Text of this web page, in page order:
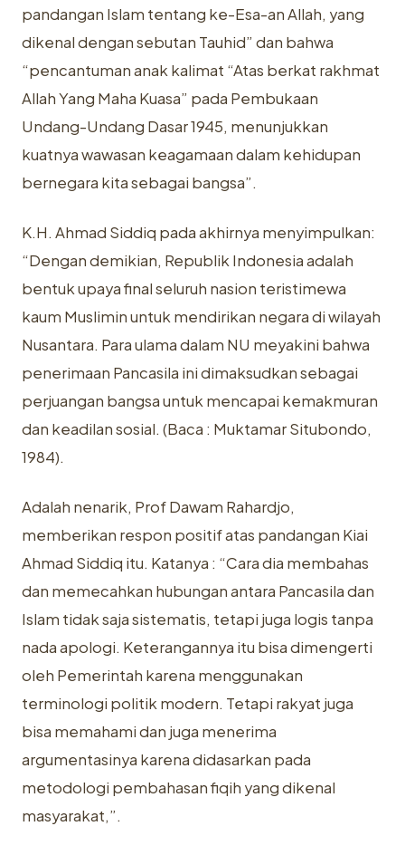
pandangan Islam tentang ke-Esa-an Allah, yang
dikenal dengan sebutan Tauhid” dan bahwa
“pencantuman anak kalimat “Atas berkat rakhmat
Allah Yang Maha Kuasa” pada Pembukaan
Undang-Undang Dasar 1945, menunjukkan
kuatnya wawasan keagamaan dalam kehidupan
bernegara kita sebagai bangsa”.
K.H. Ahmad Siddiq pada akhirnya menyimpulkan:
“Dengan demikian, Republik Indonesia adalah
bentuk upaya final seluruh nasion teristimewa
kaum Muslimin untuk mendirikan negara di wilayah
Nusantara. Para ulama dalam NU meyakini bahwa
penerimaan Pancasila ini dimaksudkan sebagai
perjuangan bangsa untuk mencapai kemakmuran
dan keadilan sosial. (Baca : Muktamar Situbondo,
1984).
Adalah nenarik, Prof Dawam Rahardjo,
memberikan respon positif atas pandangan Kiai
Ahmad Siddiq itu. Katanya : “Cara dia membahas
dan memecahkan hubungan antara Pancasila dan
Islam tidak saja sistematis, tetapi juga logis tanpa
nada apologi. Keterangannya itu bisa dimengerti
oleh Pemerintah karena menggunakan
terminologi politik modern. Tetapi rakyat juga
bisa memahami dan juga menerima
argumentasinya karena didasarkan pada
metodologi pembahasan fiqih yang dikenal
masyarakat,”.